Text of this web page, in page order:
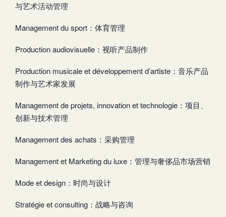
与艺术活动管理
Management du sport：体育管理
Production audiovisuelle：视听产品制作
Production musicale et développement d’artiste：音乐产品
制作与艺术家发展
Management de projets, innovation et technologie：项目、
创新与技术管理
Management des achats：采购管理
Management et Marketing du luxe：管理与奢侈品市场营销
Mode et design：时尚与设计
Stratégie et consulting：战略与咨询